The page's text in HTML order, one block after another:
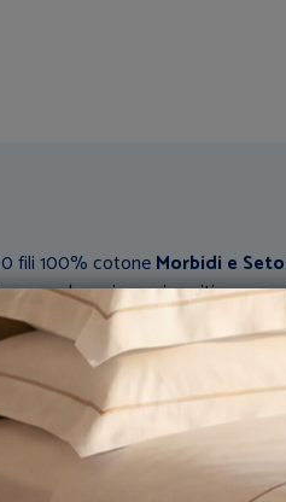
fili 100% cotoneMorbidi e
regalare ai propri ospiti un
a cinque stelle.
i migliori filati di cotone e
il massimo della morbidezza, del
piano, un lenzuolo
sotto